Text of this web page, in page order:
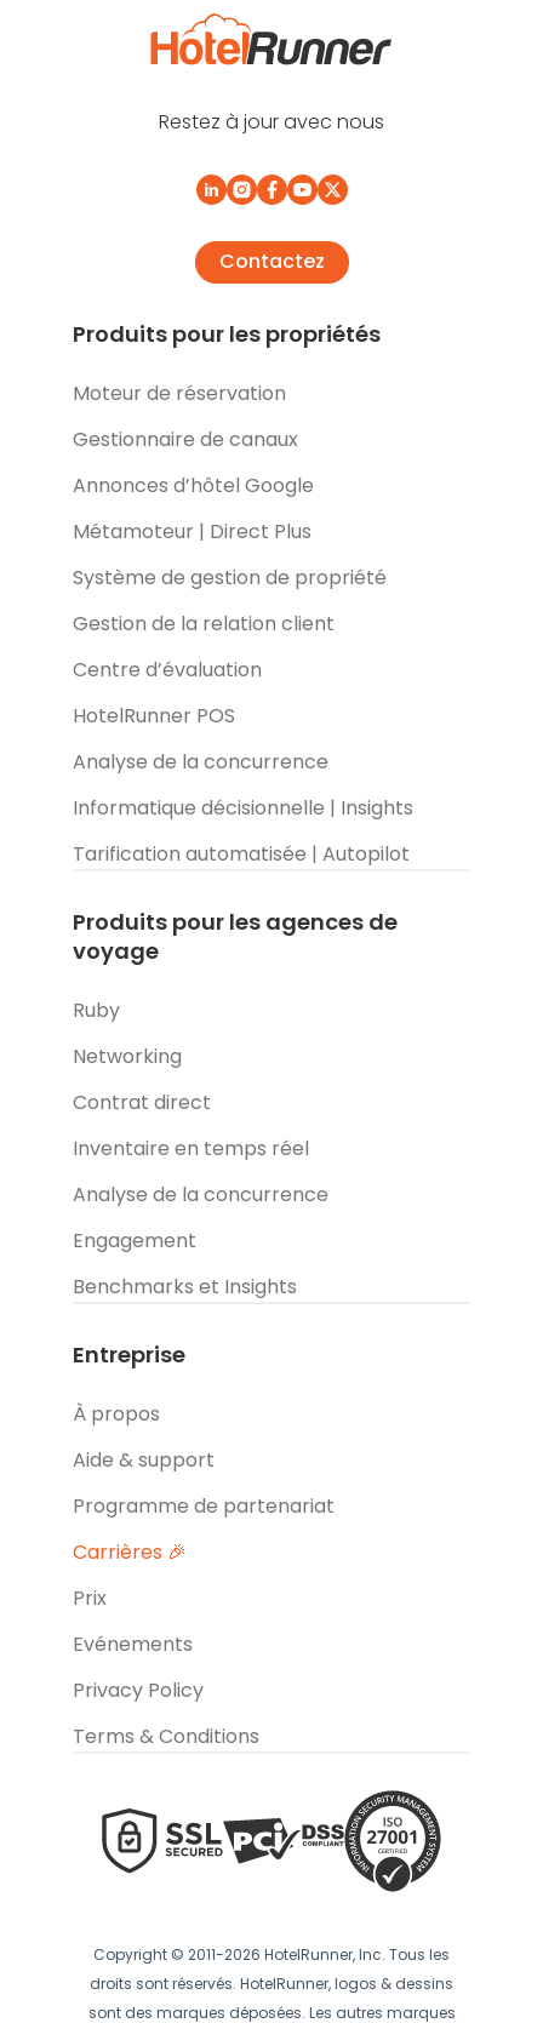
Restez à jour avec nous
Contactez
Produits pour les propriétés
Moteur de réservation
Gestionnaire de canaux
Annonces d’hôtel Google
Métamoteur | Direct Plus
Système de gestion de propriété
Gestion de la relation client
Centre d’évaluation
HotelRunner POS
Analyse de la concurrence
Informatique décisionnelle | Insights
Tarification automatisée | Autopilot
Produits pour les agences de
voyage
Ruby
Networking
Contrat direct
Inventaire en temps réel
Analyse de la concurrence
Engagement
Benchmarks et Insights
Entreprise
À propos
Aide & support
Programme de partenariat
Carrières 🎉
Prix
Evénements
Privacy Policy
Terms & Conditions
Copyright © 2011-2026 HotelRunner, Inc. Tous les
droits sont réservés. HotelRunner, logos & dessins
sont des marques déposées. Les autres marques